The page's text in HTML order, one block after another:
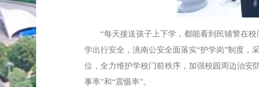
“每天接送孩子上下学，都能看到民辅警在校
学出行安全，洮南公安全面落实“护学岗”制度，
位，全力维护学校门前秩序，加强校园周边治安
事率”和“震慑率”。